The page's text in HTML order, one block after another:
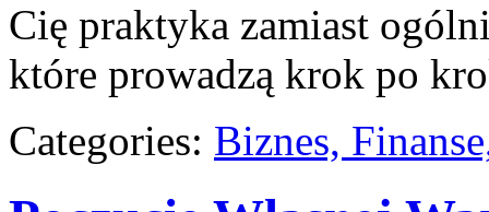
Cię praktyka zamiast
które prowadzą krok po
Categories: Biznes,